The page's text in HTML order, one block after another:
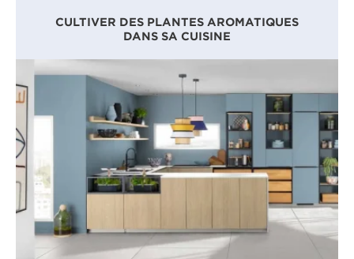
CULTIVER DES PLANTES AROMATIQUES
DANS SA CUISINE